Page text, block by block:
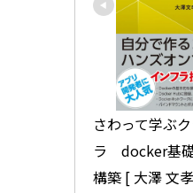
さわって学ぶ
ラ　docker基
構築 [ 大澤 文